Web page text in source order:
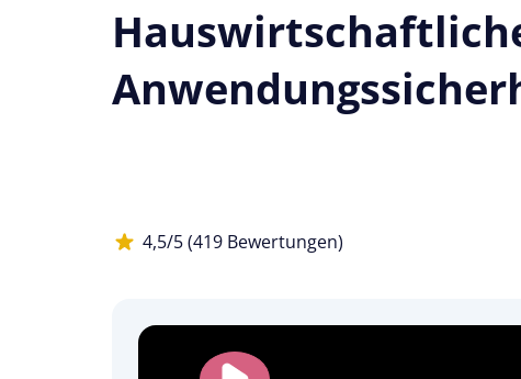
4,5/5 (419 Bewertungen)